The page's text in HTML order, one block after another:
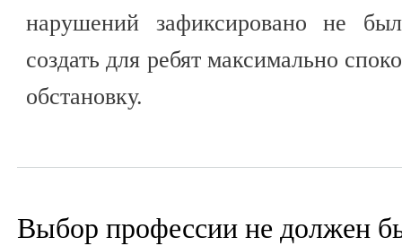
нарушений зафиксировано не
создать для ребят максимально
обстановку.
Выбор профессии не должен